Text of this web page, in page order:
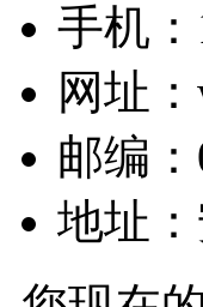
手机：
网址
邮编
地址